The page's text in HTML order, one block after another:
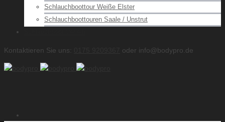
Schlauchboottour Weiße Elster
Schlauchboottouren Saale / Unstrut
Kontaktieren Sie uns: oder info@bodypro.de